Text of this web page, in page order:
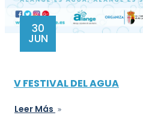
30
JUN
V FESTIVAL DEL AGUA
Leer Más